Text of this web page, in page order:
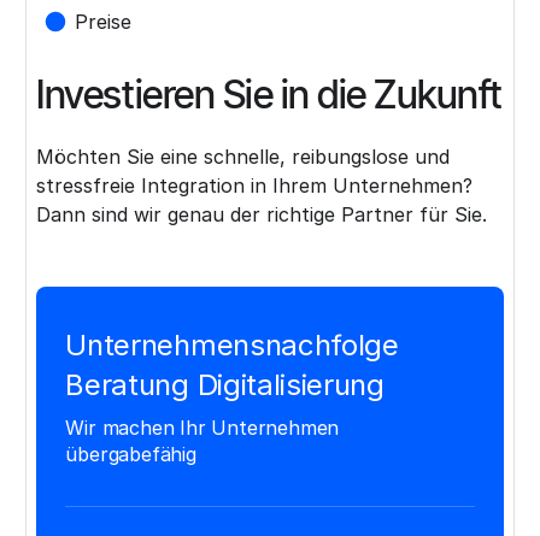
Preise
Investieren Sie in die Zukunft
Möchten Sie eine schnelle, reibungslose und
stressfreie Integration in Ihrem Unternehmen?
Dann sind wir genau der richtige Partner für Sie.
Unternehmensnachfolge
Beratung Digitalisierung
Wir machen Ihr Unternehmen
übergabefähig